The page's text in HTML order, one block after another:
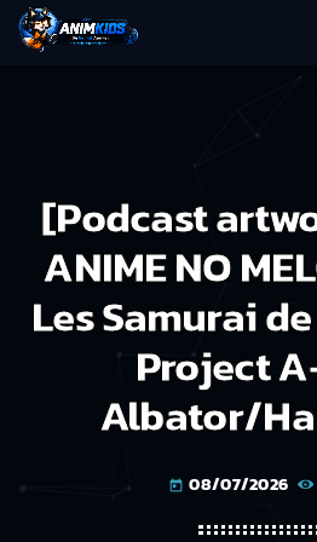
[Podcast
ANIME NO
Les Samurai
Project
Albator/
today 08/07/2026